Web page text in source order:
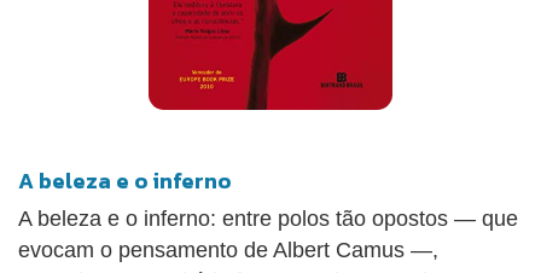
A beleza e o inferno
A beleza e o inferno: entre polos tão opostos ― que
evocam o pensamento de Albert Camus ―,